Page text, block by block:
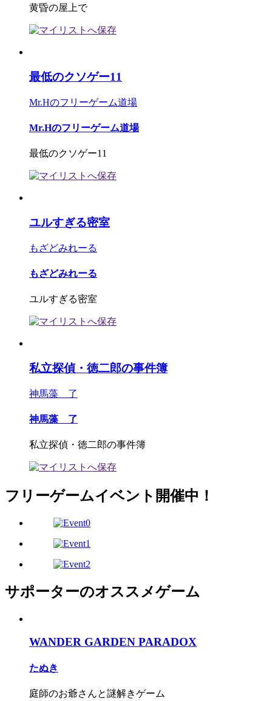
黄昏の屋上で
最低のクソゲー11
Mr.Hのフリーゲーム道場
Mr.Hのフリーゲーム道場
最低のクソゲー11
ユルすぎる密室
もざどみれーる
もざどみれーる
ユルすぎる密室
私立探偵・徳二郎の事件簿
神馬藻 了
神馬藻 了
私立探偵・徳二郎の事件簿
フリーゲームイベント開催中！
サポーターのオススメゲーム
WANDER GARDEN PARADOX
たぬき
庭師のお爺さんと謎解きゲーム